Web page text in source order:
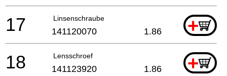
Linsenschraube +
17 141120070 1.86
Lensschroef +
18 141123920 1.86